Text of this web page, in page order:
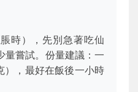
時），先別急著吃仙
量嘗試。份量建議：一
，最好在飯後一小時